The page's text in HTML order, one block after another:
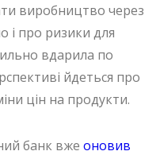
виробництво через
і про ризики для
вдарила по
йдеться про
цін на продукти.
банк вже оновив